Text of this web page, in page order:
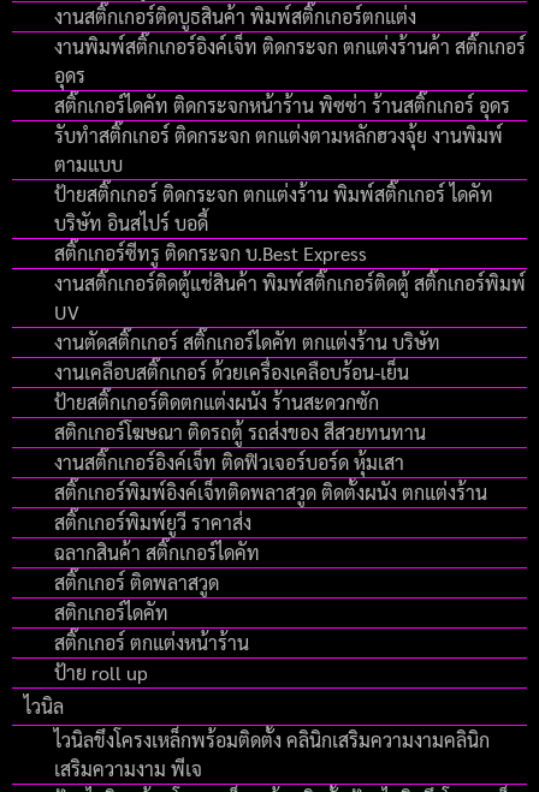
งานสติ๊กเกอร์ติดบูธสินค้า พิมพ์สติ๊กเกอร์ตกแต่ง
งานพิมพ์สติ๊กเกอร์อิงค์เจ็ท ติดกระจก ตกแต่งร้านค้า สติ๊กเกอร์
อุดร
สติ๊กเกอร์ไดคัท ติดกระจกหน้าร้าน พิซซ่า ร้านสติ๊กเกอร์ อุดร
รับทำสติ๊กเกอร์ ติดกระจก ตกแต่งตามหลักฮวงจุ้ย งานพิมพ์
ตามแบบ
ป้ายสติ๊กเกอร์ ติดกระจก ตกแต่งร้าน พิมพ์สติ๊กเกอร์ ไดคัท
บริษัท อินสไปร์ บอดี้
สติ๊กเกอร์ซีทรู ติดกระจก บ.Best Express
งานสติ๊กเกอร์ติดตู้แช่สินค้า พิมพ์สติ๊กเกอร์ติดตู้ สติ๊กเกอร์พิมพ์
UV
งานตัดสติ๊กเกอร์ สติ๊กเกอร์ไดคัท ตกแต่งร้าน บริษัท
งานเคลือบสติ๊กเกอร์ ด้วยเครื่องเคลือบร้อน-เย็น
ป้ายสติ๊กเกอร์ติดตกแต่งผนัง ร้านสะดวกซัก
สติกเกอร์โฆษณา ติดรถตู้ รถส่งของ สีสวยทนทาน
งานสติ๊กเกอร์อิงค์เจ็ท ติดฟิวเจอร์บอร์ด หุ้มเสา
สติ๊กเกอร์พิมพ์อิงค์เจ็ทติดพลาสวูด ติดตั้งผนัง ตกแต่งร้าน
สติ๊กเกอร์พิมพ์ยูวี ราคาส่ง
ฉลากสินค้า สติ๊กเกอร์ไดคัท
สติ๊กเกอร์ ติดพลาสวูด
สติกเกอร์ไดคัท
สติ๊กเกอร์ ตกแต่งหน้าร้าน
ป้าย roll up
ไวนิล
ไวนิลขึงโครงเหล็กพร้อมติดตั้ง คลินิกเสริมความงามคลินิก
เสริมความงาม พีเจ